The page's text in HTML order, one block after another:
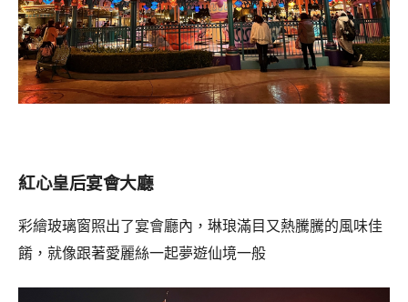
紅心皇后宴會大廳
彩繪玻璃窗照出了宴會廳內，琳琅滿目又熱騰騰的風味佳
餚，就像跟著愛麗絲一起夢遊仙境一般